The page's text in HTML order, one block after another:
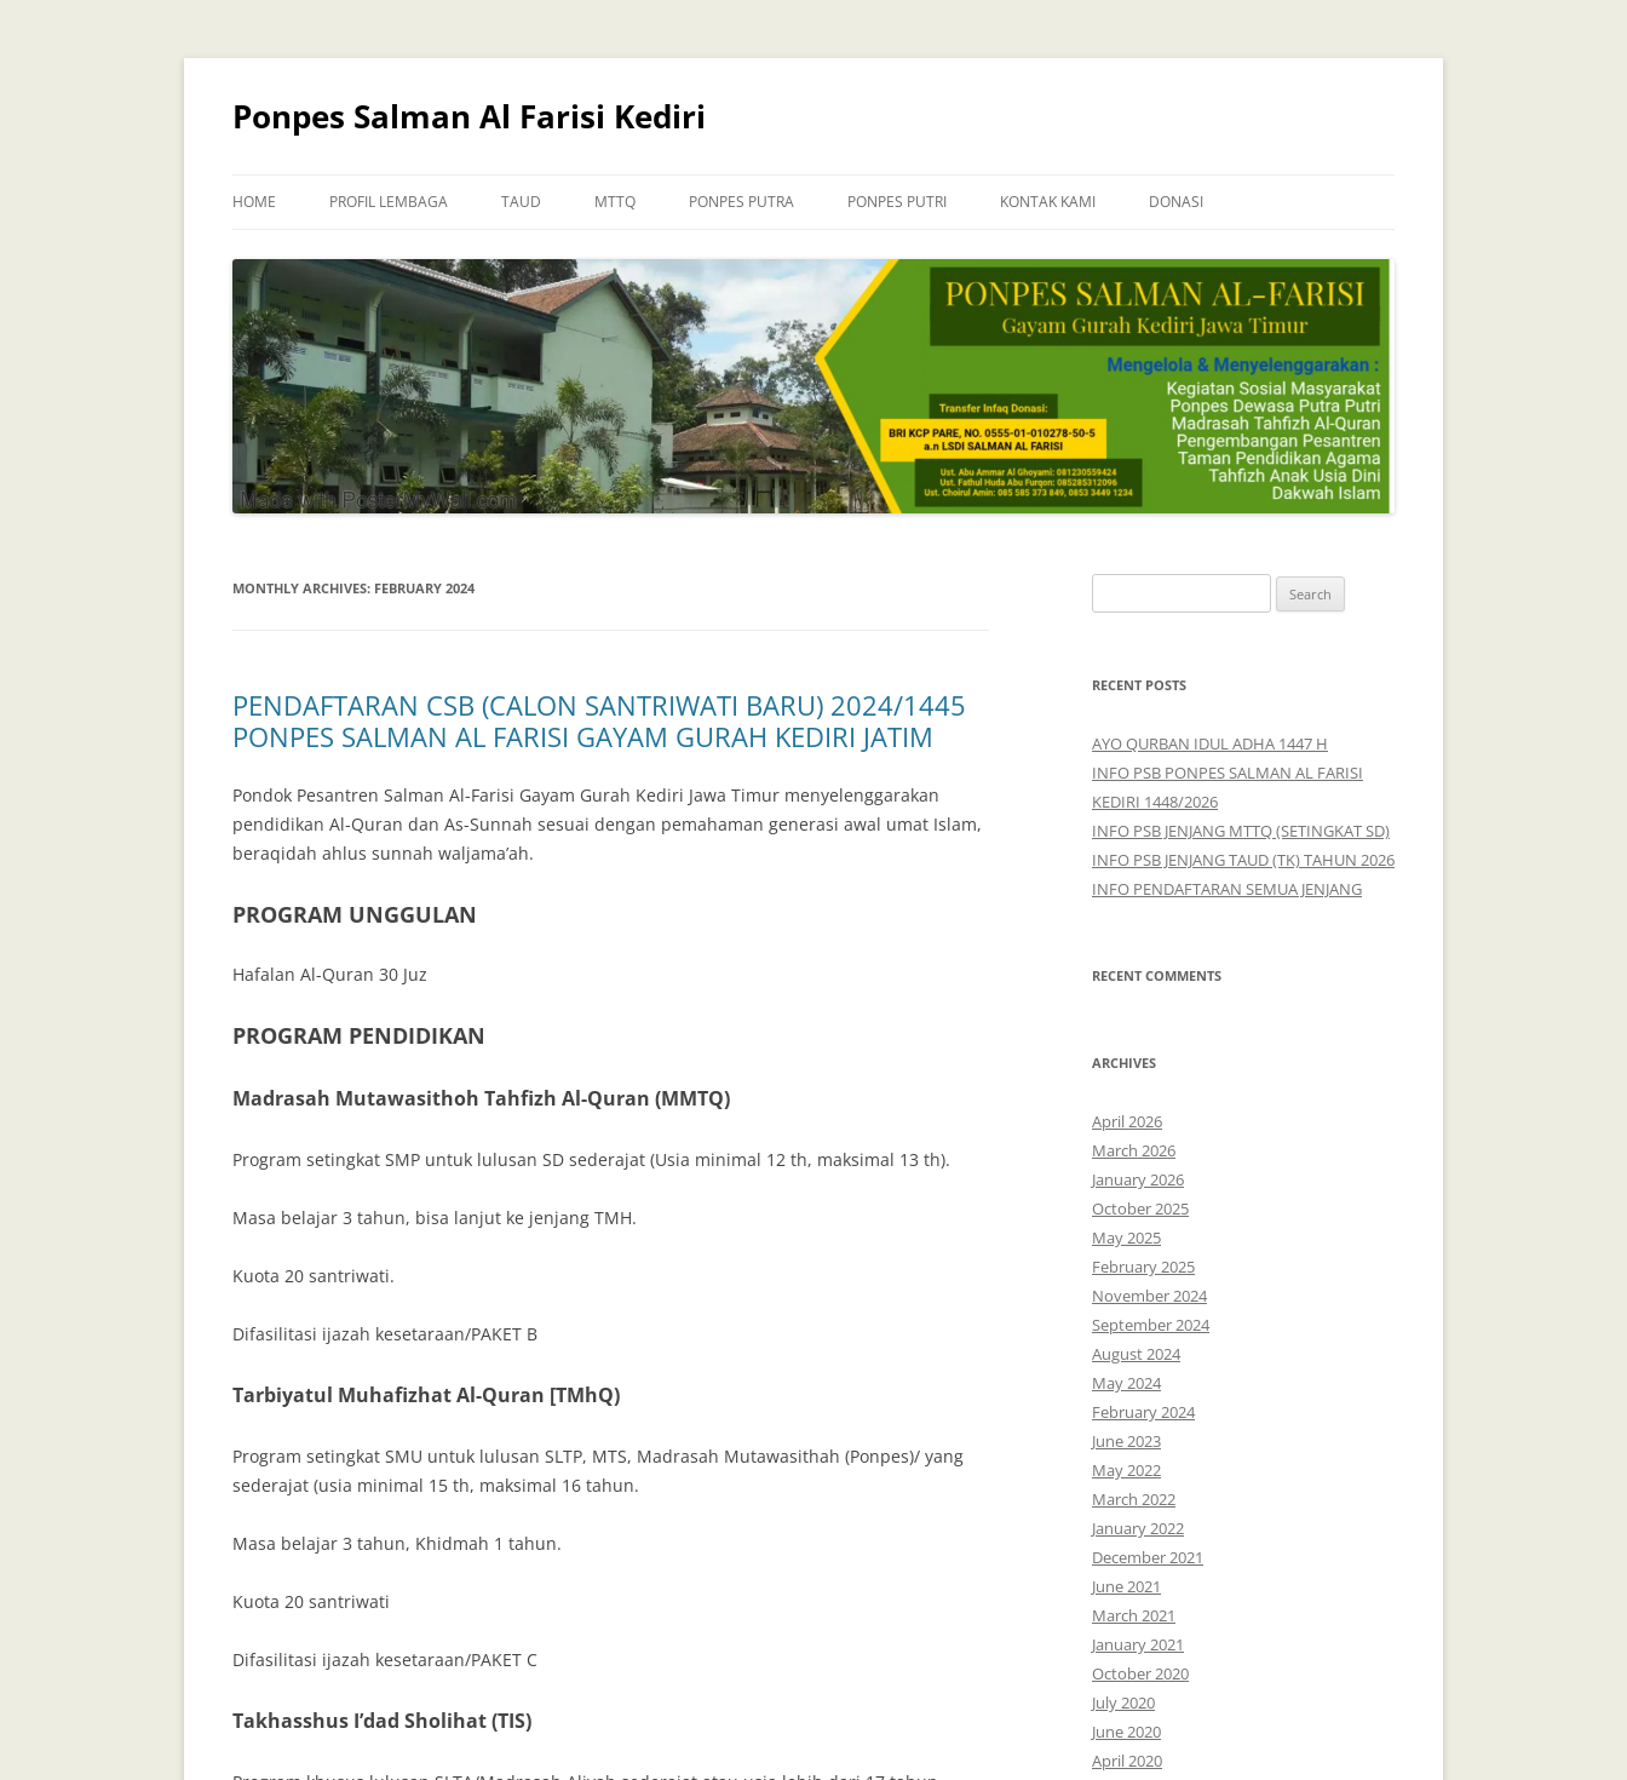
Skip
content
Ponpes Salman Al Farisi Kediri
HOME PROFIL LEMBAGA TAUD MTTQ PONPES PUTRA PONPES PUTRI KONTAK KAMI DONASI
MONTHLY ARCHIVES: FEBRUARY 2024
PENDAFTARAN CSB (CALON SANTRIWATI BARU) 2024/1445
PONPES SALMAN AL FARISI GAYAM GURAH KEDIRI JATIM
Pondok Pesantren Salman Al-Farisi Gayam Gurah Kediri Jawa Timur menyelenggarakan
pendidikan Al-Quran dan As-Sunnah sesuai dengan pemahaman generasi awal umat Islam,
beraqidah ahlus sunnah waljama’ah.
PROGRAM UNGGULAN
Hafalan Al-Quran 30 Juz
PROGRAM PENDIDIKAN
Madrasah Mutawasithoh Tahfizh Al-Quran (MMTQ)
Program setingkat SMP untuk lulusan SD sederajat (Usia minimal 12 th, maksimal 13 th).
Masa belajar 3 tahun, bisa lanjut ke jenjang TMH.
Kuota 20 santriwati.
Difasilitasi ijazah kesetaraan/PAKЕТ В
Tarbiyatul Muhafizhat Al-Quran [TMhQ)
Program setingkat SMU untuk lulusan SLTP, MTS, Madrasah Mutawasithah (Ponpes)/ yang
sederajat (usia minimal 15 th, maksimal 16 tahun.
Masa belajar 3 tahun, Khidmah 1 tahun.
Kuota 20 santriwati
Difasilitasi ijazah kesetaraan/PAKET C
Takhasshus I’dad Sholihat (TIS)
e
r
h
f
o
r
:
RECENT POSTS
AYO QURBAN IDUL ADHA 1447 H
INFO PSB PONPES SALMAN AL FARISI
KEDIRI 1448/2026
INFO PSB JENJANG MTTQ (SETINGKAT SD)
INFO PSB JENJANG TAUD (TK) TAHUN 2026
INFO PENDAFTARAN SEMUA JENJANG
RECENT COMMENTS
ARCHIVES
April 2026
March 2026
January 2026
October 2025
May 2025
February 2025
November 2024
September 2024
August 2024
May 2024
February 2024
June 2023
May 2022
March 2022
January 2022
December 2021
June 2021
March 2021
January 2021
October 2020
July 2020
June 2020
April 2020